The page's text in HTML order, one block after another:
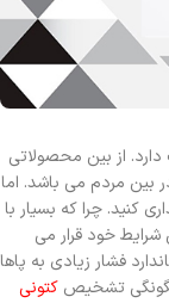
از بین محصولاتی
بین مردم می باشد. اما
کنید. چرا که بسیار با
خود قرار می
فشار زیادی به پاها
تشخیص کتونی